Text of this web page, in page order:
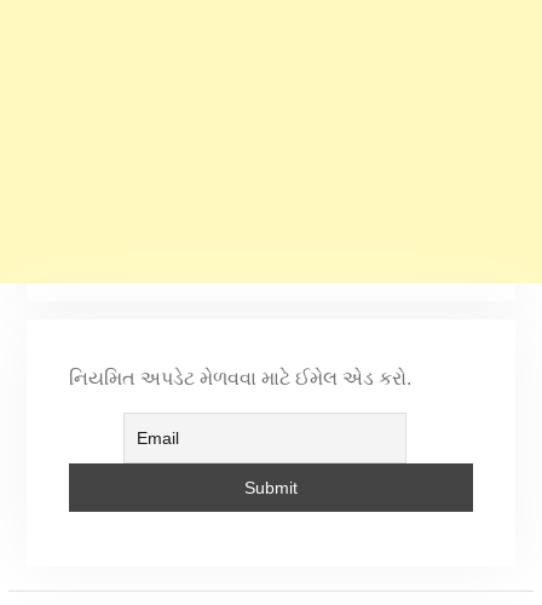
નિયમિત અપડેટ મેળવવા માટે ઈમેલ એડ કરો.